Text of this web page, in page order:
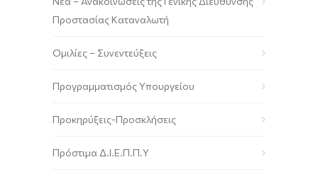
Προστασίας Καταναλωτή
Ομιλίες – Συνεντεύξεις
Προγραμματισμός Υπουργείου
Προκηρύξεις-Προσκλήσεις
Πρόστιμα Δ.Ι.Ε.Π.Π.Υ